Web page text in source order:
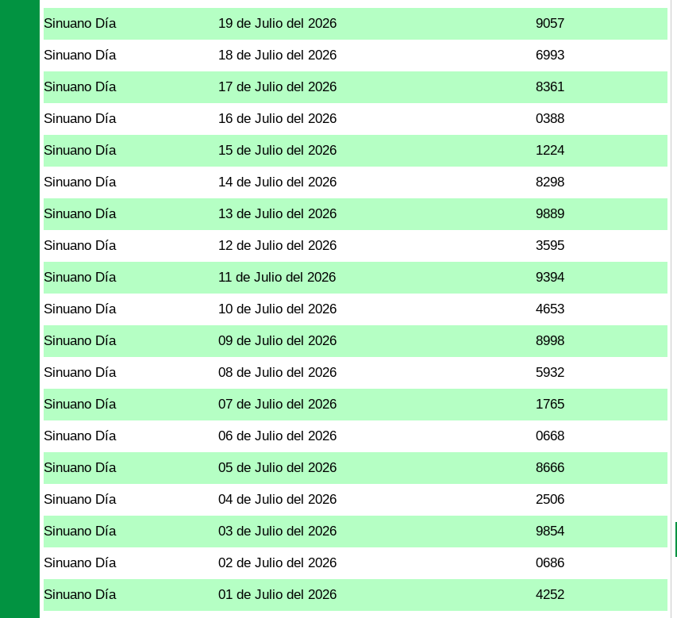
Sinuano Día 19 de Julio del 2026 9057
Sinuano Día 18 de Julio del 2026 6993
Sinuano Día 17 de Julio del 2026 8361
Sinuano Día 16 de Julio del 2026 0388
Sinuano Día 15 de Julio del 2026 1224
Sinuano Día 14 de Julio del 2026 8298
Sinuano Día 13 de Julio del 2026 9889
Sinuano Día 12 de Julio del 2026 3595
Sinuano Día 11 de Julio del 2026 9394
Sinuano Día 10 de Julio del 2026 4653
Sinuano Día 09 de Julio del 2026 8998
Sinuano Día 08 de Julio del 2026 5932
Sinuano Día 07 de Julio del 2026 1765
Sinuano Día 06 de Julio del 2026 0668
Sinuano Día 05 de Julio del 2026 8666
Sinuano Día 04 de Julio del 2026 2506
Sinuano Día 03 de Julio del 2026 9854
Sinuano Día 02 de Julio del 2026 0686
Sinuano Día 01 de Julio del 2026 4252